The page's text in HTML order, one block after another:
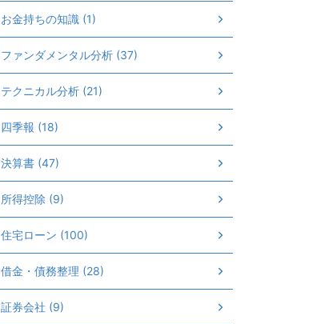
お金持ちの知識 (1)
ファンダメンタル分析 (37)
テクニカル分析 (21)
四季報 (18)
決算書 (47)
所得控除 (9)
住宅ローン (100)
借金・債務整理 (28)
証券会社 (9)